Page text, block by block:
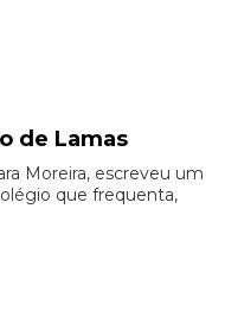
de Lamas
Moreira, escreveu um
que frequenta,